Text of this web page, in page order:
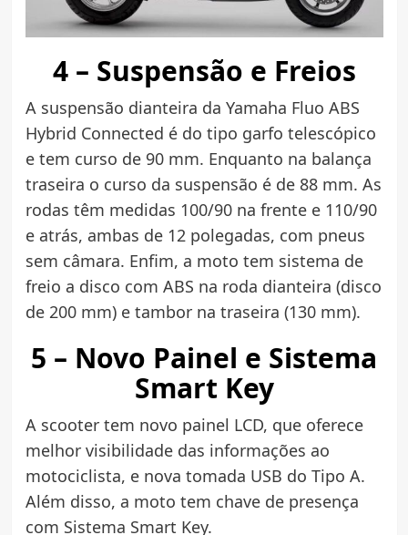
4 – Suspensão e Freios
A suspensão dianteira da Yamaha Fluo ABS
Hybrid Connected é do tipo garfo telescópico
e tem curso de 90 mm. Enquanto na balança
traseira o curso da suspensão é de 88 mm. As
rodas têm medidas 100/90 na frente e 110/90
e atrás, ambas de 12 polegadas, com pneus
sem câmara. Enfim, a moto tem sistema de
freio a disco com ABS na roda dianteira (disco
de 200 mm) e tambor na traseira (130 mm).
5 – Novo Painel e Sistema
Smart Key
A scooter tem novo painel LCD, que oferece
melhor visibilidade das informações ao
motociclista, e nova tomada USB do Tipo A.
Além disso, a moto tem chave de presença
com Sistema Smart Key.